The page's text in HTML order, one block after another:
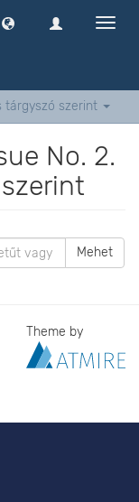
tárgyszó szerint
No. 2.
Mehet
Theme by